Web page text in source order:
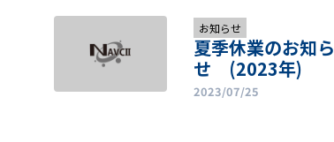
お知らせ
夏季休業のお知ら
せ (2023年)
2023/07/25